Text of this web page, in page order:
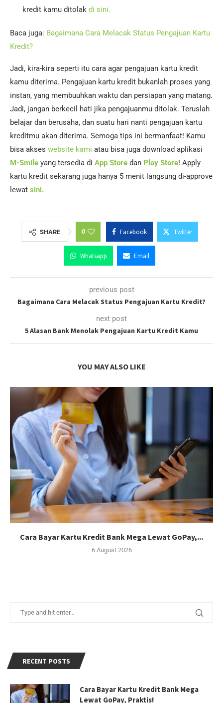
kredit kamu ditolak di sini.
Baca juga: Bagaimana Cara Melacak Status Pengajuan Kartu
Kredit?
Jadi, kira-kira seperti itu cara agar pengajuan kartu kredit
kamu diterima. Pengajuan kartu kredit bukanlah proses yang
instan, yang membuuhkan waktu dan persiapan yang matang.
Jadi, jangan berkecil hati jika pengajuanmu ditolak. Teruslah
belajar dan berusaha, dan suatu hari nanti pengajuan kartu
kreditmu akan diterima. Semoga tips ini bermanfaat! Kamu
bisa akses website kami atau bisa juga download aplikasi
M-Smile yang tersedia di App Store dan Play Store! Apply
kartu kredit sekarang juga hanya 5 menit langsung di-approve
lewat sini.
SHARE 0 Facebook Twitter
Whatsapp Email
previous post
Bagaimana Cara Melacak Status Pengajuan Kartu Kredit?
next post
5 Alasan Bank Menolak Pengajuan Kartu Kredit Kamu
YOU MAY ALSO LIKE
Cara Bayar Kartu Kredit Bank Mega Lewat GoPay,...
6 August 2026
RECENT POSTS
Cara Bayar Kartu Kredit Bank Mega
Lewat GoPay, Praktis!